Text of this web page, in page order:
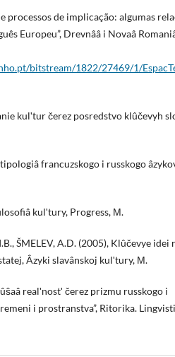
processos de implicação: algumas
Europeu”, Drevnââ i Novaâ
bitstream/1822/27469/1/
kulʹtur čerez posredstvo klûčevyh
francuzskogo i russkogo
kulʹtury, Progress, М.
ŠMELEV, A.D. (2005), Klûčevye idei
Âzyki slavânskoj kulʹtury, М.
realʹnostʹ čerez prizmu russkogo i
i prostranstva”, Ritorika.